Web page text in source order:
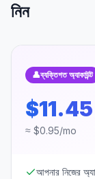
নিন
👤ব্যক্তিগত অ্যাকাউন্ট
$11.45
≈ $0.95/mo
আপনার নিজের